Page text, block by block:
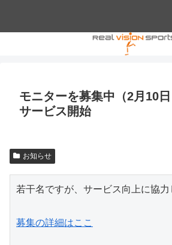
モニターを募集中（2月10
サービス開始
お知らせ
若干名ですが、サービス向上に協
募集の詳細はここ